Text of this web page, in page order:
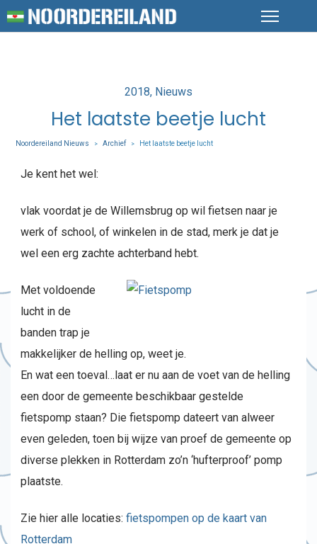
Posted
2018 Nieuws
Het laatste beetje lucht
Noordereiland Nieuws > Archief > Het laatste beetje lucht
Je kent het wel:
vlak voordat je de Willemsbrug op wil fietsen naar je
werk of school, of winkelen in de stad, merk je dat je
wel een erg zachte achterband hebt.
Met voldoende
lucht in de
banden trap je
makkelijker de helling op, weet je.
En wat een toeval…laat er nu aan de voet van de helling
een door de gemeente beschikbaar gestelde
fietspomp staan? Die fietspomp dateert van alweer
even geleden, toen bij wijze van proef de gemeente op
diverse plekken in Rotterdam zo’n ‘hufterproof’ pomp
plaatste.
Zie hier alle locaties: fietspompen op de kaart van
Rotterdam